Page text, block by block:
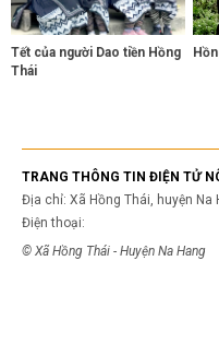
Tết của người Dao tiền Hồng
Thái
TRANG THÔNG TIN ĐIỆN TỬ
Địa chỉ: Xã Hồng Thái, huyện Na
Điện thoại:
© Xã Hồng Thái - Huyện Na Hang